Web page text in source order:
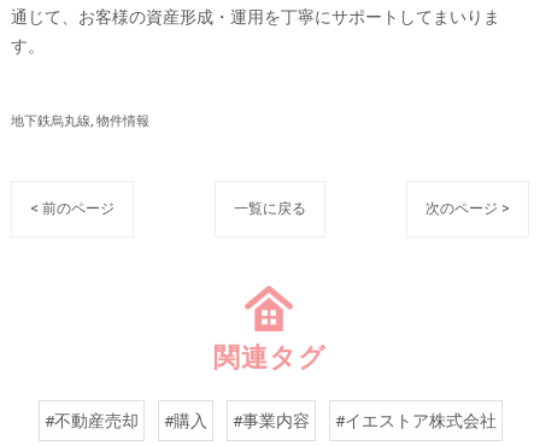
通じて、お客様の資産形成・運用を丁寧にサポートしてまいりま
す。
地下鉄烏丸線 物件情報
< 前のページ 一覧に戻る 次のページ >
関連タグ
#不動産売却 #購入 #事業内容 #イエストア株式会社